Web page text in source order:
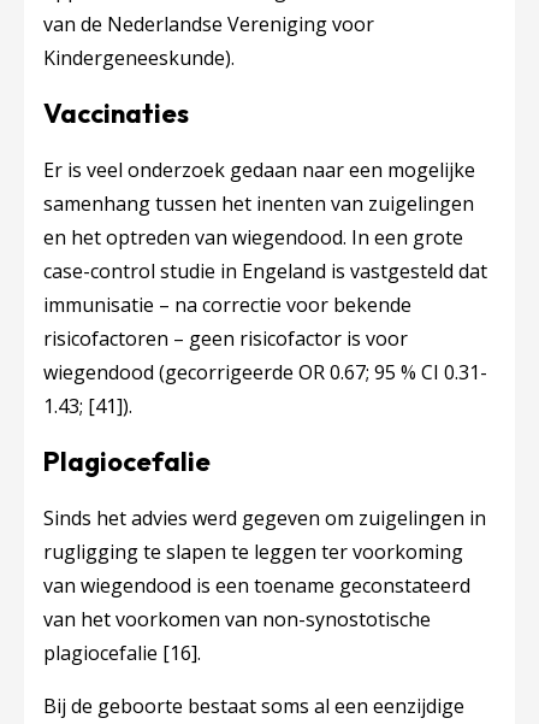
van de Nederlandse Vereniging voor
Kindergeneeskunde).
Vaccinaties
Er is veel onderzoek gedaan naar een mogelijke
samenhang tussen het inenten van zuigelingen
en het optreden van wiegendood. In een grote
case-control studie in Engeland is vastgesteld dat
immunisatie – na correctie voor bekende
risicofactoren – geen risicofactor is voor
wiegendood (gecorrigeerde OR 0.67; 95 % CI 0.31-
1.43; [41]).
Plagiocefalie
Sinds het advies werd gegeven om zuigelingen in
rugligging te slapen te leggen ter voorkoming
van wiegendood is een toename geconstateerd
van het voorkomen van non-synostotische
plagiocefalie [16].
Bij de geboorte bestaat soms al een eenzijdige